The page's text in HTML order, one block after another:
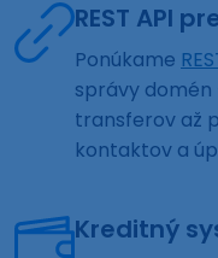
REST API
Ponúkame
správy domén
transferov až
kontaktov a
Kreditný